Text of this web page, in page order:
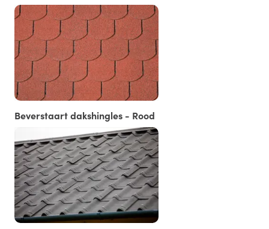
Beverstaart dakshingles - Rood